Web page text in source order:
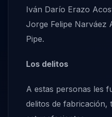
Iván Darío Erazo
Jorge Felipe Narváez
Pipe.
Los delitos
A estas personas les
delitos de fabricación,